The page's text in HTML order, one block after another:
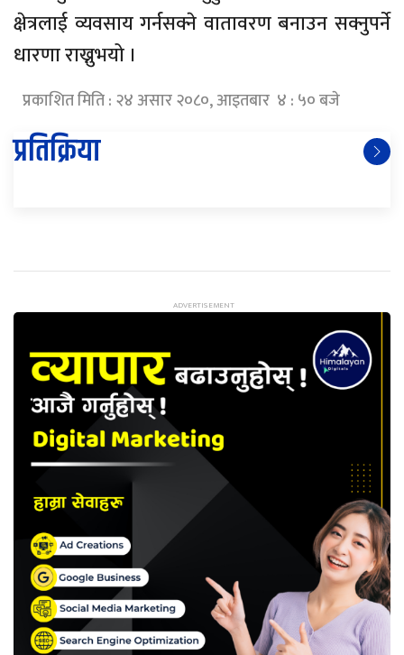
क्षेत्रलाई व्यवसाय गर्नसक्ने वातावरण बनाउन सक्नुपर्ने
धारणा राख्नुभयो ।
प्रकाशित मिति : २४ असार २०८०, आइतबार ४ : ५० बजे
प्रतिक्रिया